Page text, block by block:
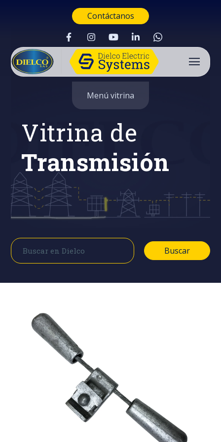
Contáctanos
Buscar
Menú vitrina
Vitrina de
Transmisión
Buscar
Buscar